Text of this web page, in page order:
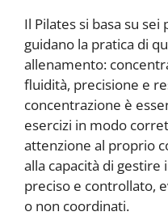
Il Pilates si basa su
guidano la pratica di
allenamento:
fluidità, precisione e
concentrazione è
esercizi in modo
attenzione al proprio
alla capacità di
preciso e controllato,
o non coordinati.